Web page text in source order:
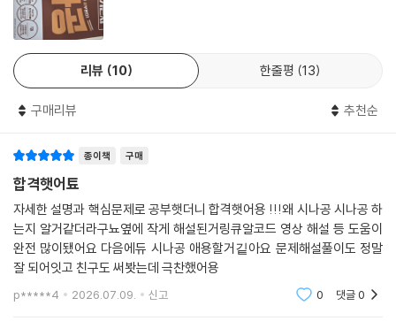
리뷰 10 한줄평 13
구매리뷰 추천순
종이책 구매
합격햇어툐
자세한 설명과 핵심문제로 공부햇더니 합격햇어용 !!!왜 시나공 시나공 하
는지 알거같더라구뇨옆에 작게 해설된거링큐알코드 영상 해설 등 도움이
완전 많이됐어요 다음에듀 시나공 애용할거깉아요 문제해설풀이도 정말
잘 되어잇고 친구도 써봣는데 극찬했어용
p*****4 2026.07.09. 신고 0 댓글0